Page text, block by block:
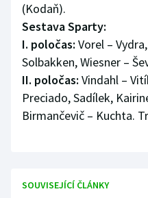
Volejbal
Ostatní
(Kodaň).
Sestava Sparty:
I. poločas: Vorel –
Solbakken, Wiesner –
II. poločas: Vindahl –
Preciado, Sadílek,
Birmančevič – Kuchta.
SOUVISEJÍCÍ ČLÁNKY